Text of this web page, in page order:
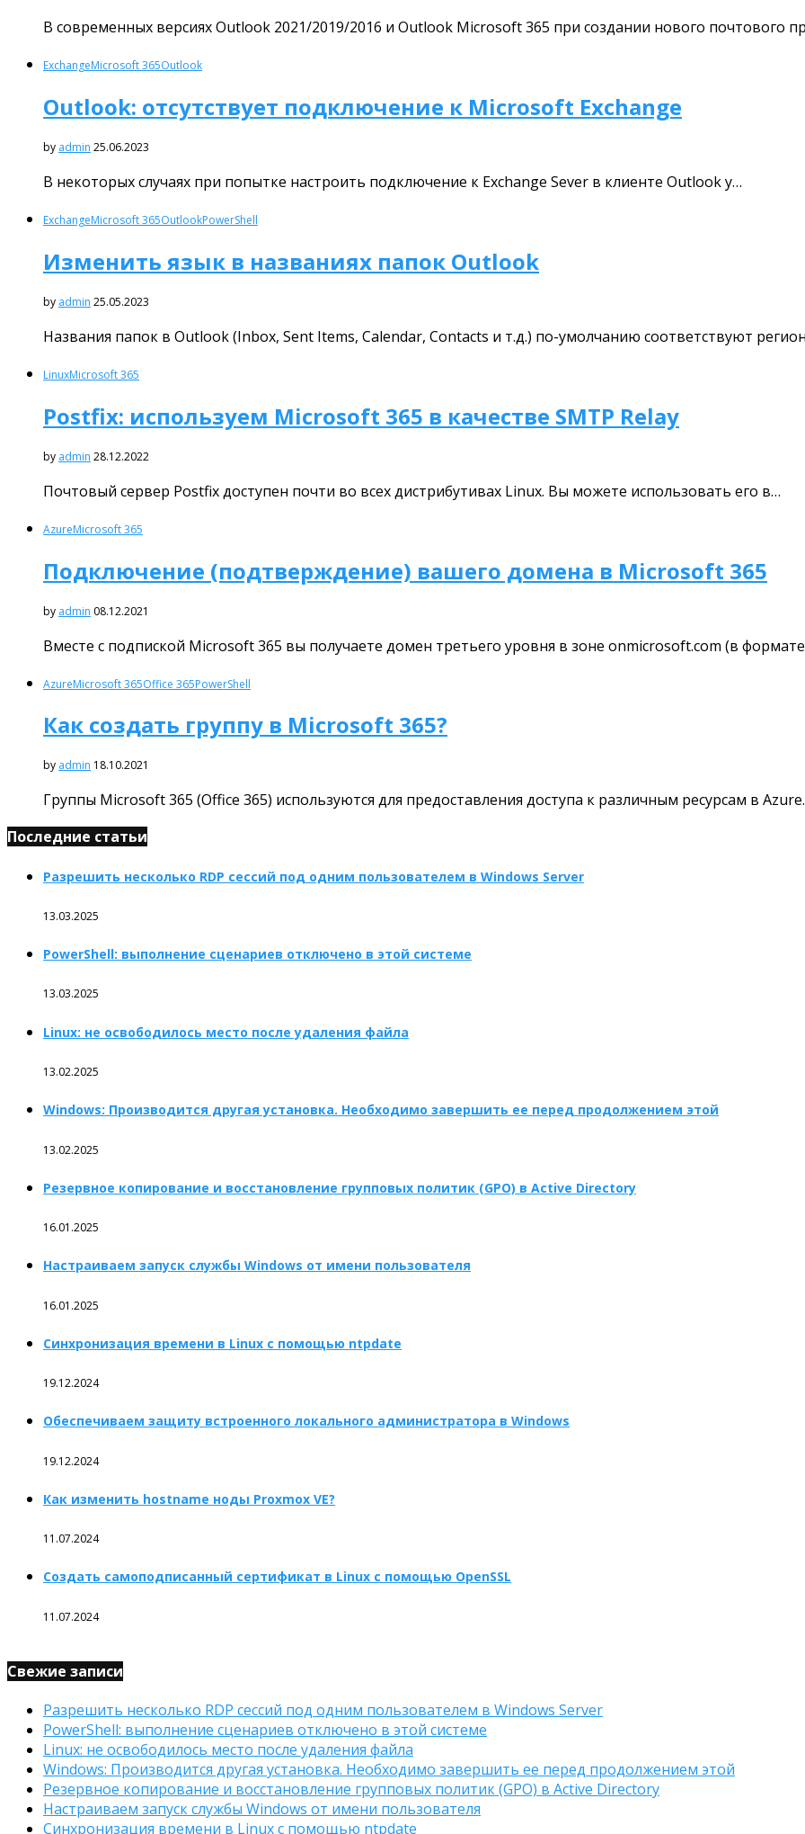
В современных версиях Outlook 2021/2019/2016 и Outlook Microsoft 365 при создании нового почтового
ExchangeMicrosoft 365Outlook
Outlook: отсутствует подключение к Microsoft Exchange
by admin 25.06.2023
В некоторых случаях при попытке настроить подключение к Exchange Sever в клиенте Outlook у…
ExchangeMicrosoft 365OutlookPowerShell
Изменить язык в названиях папок Outlook
by admin 25.05.2023
Названия папок в Outlook (Inbox, Sent Items, Calendar, Contacts и т.д.) по-умолчанию соответствуют
LinuxMicrosoft 365
Postfix: используем Microsoft 365 в качестве SMTP Relay
by admin 28.12.2022
Почтовый сервер Postfix доступен почти во всех дистрибутивах Linux. Вы можете использовать его в…
AzureMicrosoft 365
Подключение (подтверждение) вашего домена в Microsoft 365
by admin 08.12.2021
Вместе с подпиской Microsoft 365 вы получаете домен третьего уровня в зоне onmicrosoft.com (в
AzureMicrosoft 365Office 365PowerShell
Как создать группу в Microsoft 365?
by admin 18.10.2021
Группы Microsoft 365 (Office 365) используются для предоставления доступа к различным ресурсам в
Последние статьи
Разрешить несколько RDP сессий под одним пользователем в Windows Server
13.03.2025
PowerShell: выполнение сценариев отключено в этой системе
13.03.2025
Linux: не освободилось место после удаления файла
13.02.2025
Windows: Производится другая установка. Необходимо завершить ее перед продолжением этой
13.02.2025
Резервное копирование и восстановление групповых политик (GPO) в Active Directory
16.01.2025
Настраиваем запуск службы Windows от имени пользователя
16.01.2025
Синхронизация времени в Linux с помощью ntpdate
19.12.2024
Обеспечиваем защиту встроенного локального администратора в Windows
19.12.2024
Как изменить hostname ноды Proxmox VE?
11.07.2024
Создать самоподписанный сертификат в Linux с помощью OpenSSL
11.07.2024
Свежие записи
Разрешить несколько RDP сессий под одним пользователем в Windows Server
PowerShell: выполнение сценариев отключено в этой системе
Linux: не освободилось место после удаления файла
Windows: Производится другая установка. Необходимо завершить ее перед продолжением этой
Резервное копирование и восстановление групповых политик (GPO) в Active Directory
Настраиваем запуск службы Windows от имени пользователя
Синхронизация времени в Linux с помощью ntpdate